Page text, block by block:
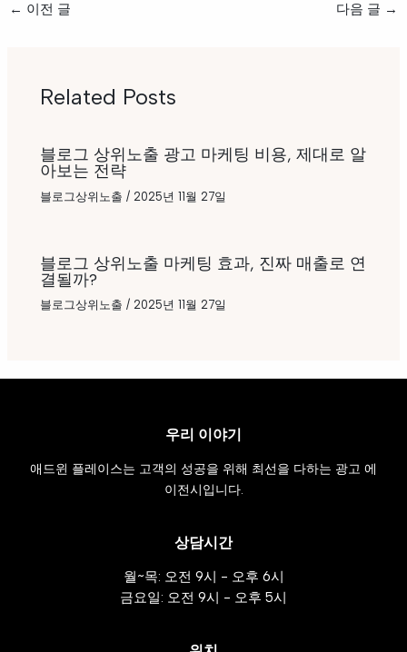
← 이전 글 다음 글 →
Related Posts
블로그 상위노출 광고 마케팅 비용, 제대로 알
아보는 전략
블로그상위노출 / 2025년 11월 27일
블로그 상위노출 마케팅 효과, 진짜 매출로 연
결될까?
블로그상위노출 / 2025년 11월 27일
우리 이야기
애드윈 플레이스는 고객의 성공을 위해 최선을 다하는 광고 에
이전시입니다.
상담시간
월~목: 오전 9시 - 오후 6시
금요일: 오전 9시 - 오후 5시